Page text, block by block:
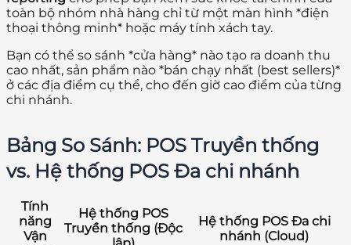
toàn bộ nhóm nhà hàng chỉ từ một màn hình *điện
thoại thông minh* hoặc máy tính xách tay.
Bạn có thể so sánh *cửa hàng* nào tạo ra doanh thu
cao nhất, sản phẩm nào *bán chạy nhất (best sellers)*
ở các địa điểm cụ thể, cho đến giờ cao điểm của từng
chi nhánh.
Bảng So Sánh: POS Truyền thống
vs. Hệ thống POS Đa chi nhánh
Tính
năng
Vận
Hệ thống POS
Truyền thống (Độc
Hệ thống POS Đa chi
nhánh (Cloud)